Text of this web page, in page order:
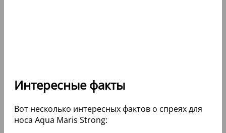
Интересные факты
Вот несколько интересных фактов о спреях для
носа Aqua Maris Strong: